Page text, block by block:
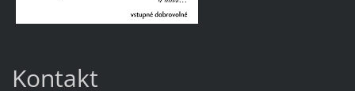
Kontakt